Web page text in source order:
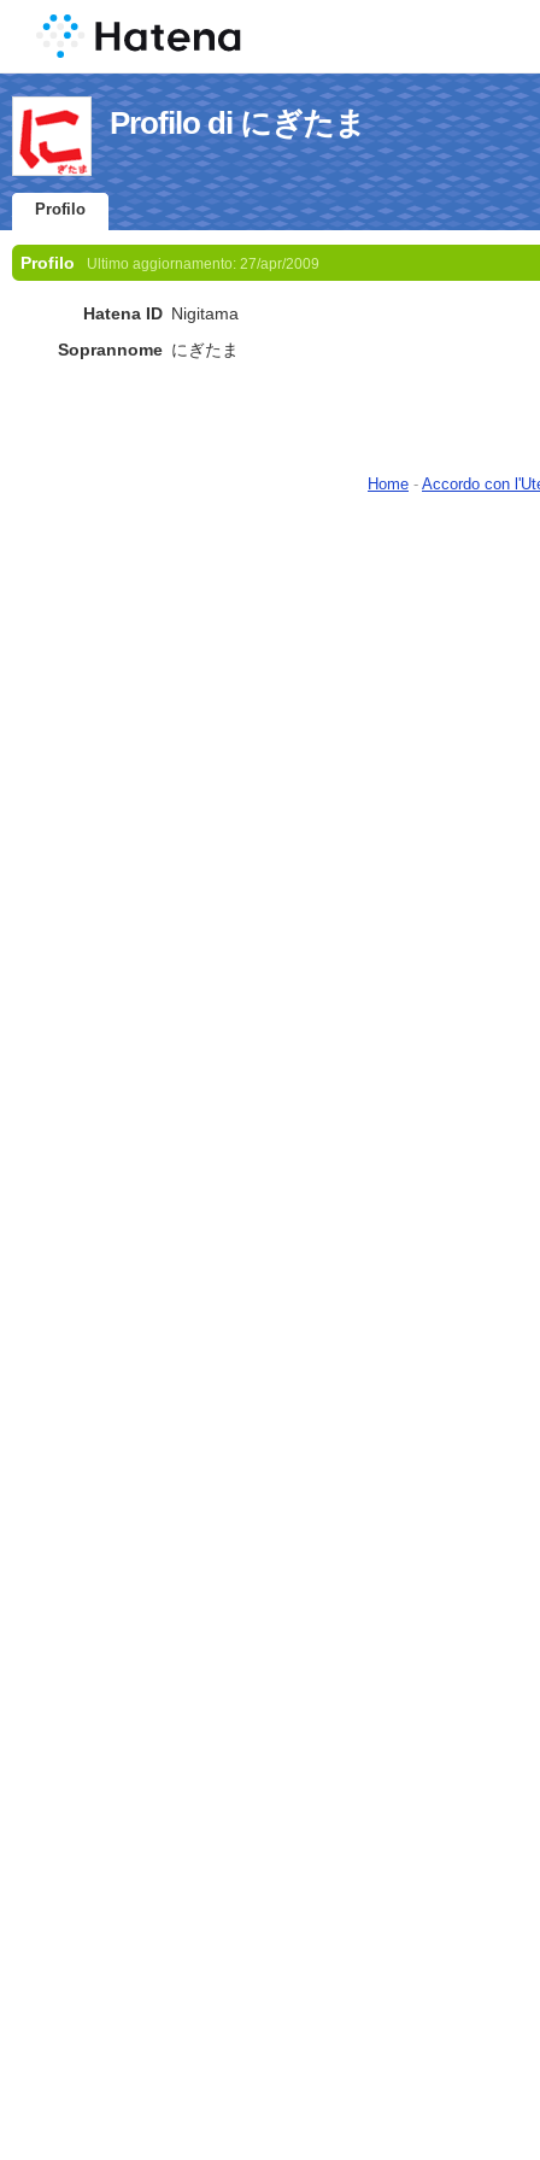
Profilo di にぎたま
Profilo
Profilo Ultimo aggiornamento: 27/apr/2009
Hatena ID Nigitama
Soprannome にぎたま
Home - Accordo con